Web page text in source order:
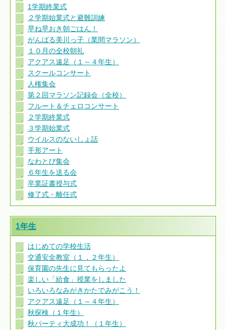
1学期終業式
２学期始業式と避難訓練
早ね早おき朝ごはん！
がんばる美川っ子（業間マラソン）
１０月の全校朝礼
アクアス遠足（１～４年生）
スクールコンサート
人権集会
第２回マラソン記録会（全校）
フルート＆チェロコンサート
２学期終業式
３学期始業式
ウイルスのないしょ話
手形アート
なわとび集会
６年生を送る会
卒業証書授与式
修了式・離任式
1年生
はじめての学校生活
交通安全教室（１，２年生）
保育園の先生に見てもらったよ
楽しい「給食」授業をしました
いろいろなみがきかたでみがこう！
アクアス遠足（１～４年生）
秋探検（１年生）
秋パーティ大成功！（１年生）